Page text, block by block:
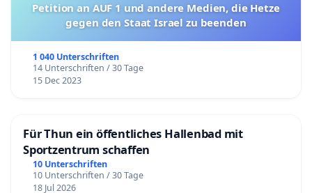
Petition an AUF 1 und andere Medien, die Hetze
gegen den Staat Israel zu beenden
1 040 Unterschriften
14 Unterschriften / 30 Tage
15 Dec 2023
Für Thun ein öffentliches Hallenbad mit
Sportzentrum schaffen
10 Unterschriften
10 Unterschriften / 30 Tage
18 Jul 2026